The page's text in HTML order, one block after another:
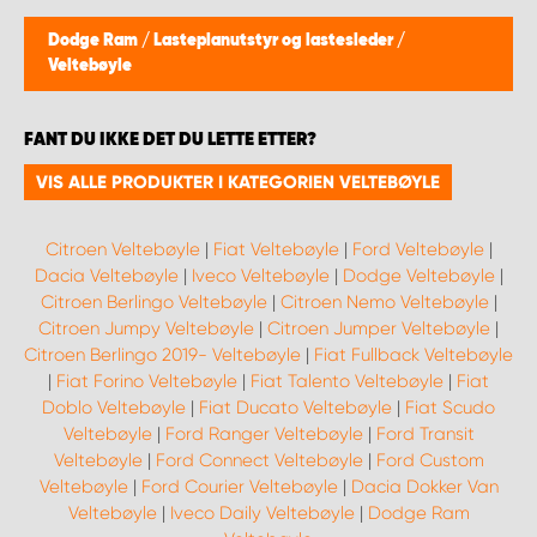
Dodge Ram / Lasteplanutstyr og lastesleder /
Veltebøyle
FANT DU IKKE DET DU LETTE ETTER?
VIS ALLE PRODUKTER I KATEGORIEN VELTEBØYLE
Citroen Veltebøyle| Fiat Veltebøyle| Ford Veltebøyle|
Dacia Veltebøyle| Iveco Veltebøyle| Dodge Veltebøyle|
Citroen Berlingo Veltebøyle| Citroen Nemo Veltebøyle|
Citroen Jumpy Veltebøyle | Citroen Jumper Veltebøyle |
Citroen Berlingo 2019- Veltebøyle | Fiat Fullback Veltebøyle
| Fiat Forino Veltebøyle | Fiat Talento Veltebøyle | Fiat
Doblo Veltebøyle | Fiat Ducato Veltebøyle | Fiat Scudo
Veltebøyle| Ford Ranger Veltebøyle| Ford Transit
Veltebøyle| Ford Connect Veltebøyle| Ford Custom
Veltebøyle| Ford Courier Veltebøyle| Dacia Dokker Van
Veltebøyle| Iveco Daily Veltebøyle| Dodge Ram
WORK SYSTEM HAMAR
WORK SYSTEM HORTEN
WORK SYSTEM NORWAY
WORK SYSTEM OSLO
WORK SYSTEM STAVANGER
WORK SYSTEM TRONDHEIM